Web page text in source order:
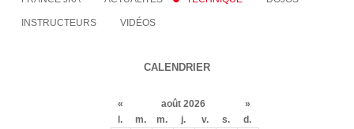
INSTRUCTEURS VIDÉOS
CALENDRIER
« août 2026
»
l.
m. m. j. v. s.
d.